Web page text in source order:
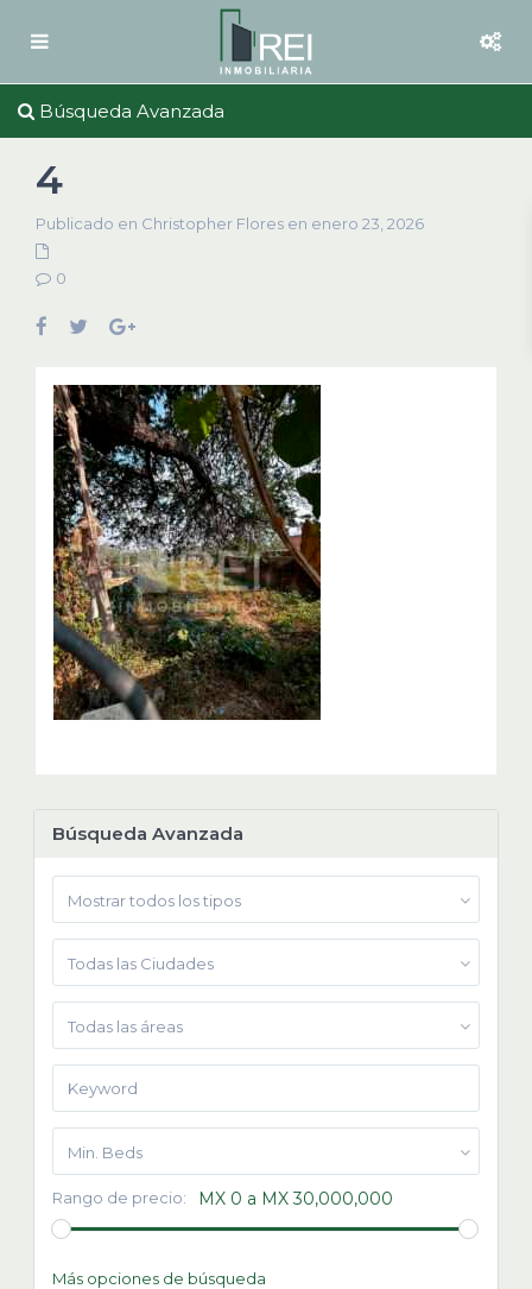
Búsqueda Avanzada
4
Publicado en Christopher Flores en enero 23, 2026
0
Búsqueda Avanzada
Mostrar todos los tipos
Todas las Ciudades
Todas las áreas
Min. Beds
Rango de precio: MX 0 a MX 30,000,000
Más opciones de búsqueda